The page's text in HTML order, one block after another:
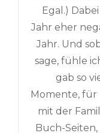
Egal.)
Jahr eher
Jahr. Und
sage, fühle
gab so
Momente, für
mit der
Buch-